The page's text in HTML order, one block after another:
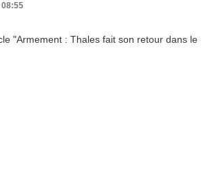
08:55